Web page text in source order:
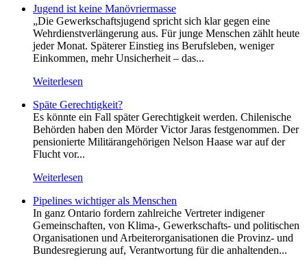
Jugend ist keine Manövriermasse
„Die Gewerkschaftsjugend spricht sich klar gegen eine
Wehrdienstverlängerung aus. Für junge Menschen zählt heute
jeder Monat. Späterer Einstieg ins Berufsleben, weniger
Einkommen, mehr Unsicherheit – das...
Weiterlesen
Späte Gerechtigkeit?
Es könnte ein Fall später Gerechtigkeit werden. Chilenische
Behörden haben den Mörder Victor Jaras festgenommen. Der
pensionierte Militärangehörigen Nelson Haase war auf der
Flucht vor...
Weiterlesen
Pipelines wichtiger als Menschen
In ganz Ontario fordern zahlreiche Vertreter indigener
Gemeinschaften, von Klima-, Gewerkschafts- und politischen
Organisationen und Arbeiterorganisationen die Provinz- und
Bundesregierung auf, Verantwortung für die anhaltenden...